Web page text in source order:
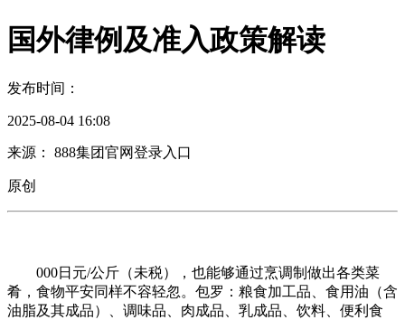
国外律例及准入政策解读
发布时间：
2025-08-04 16:08
来源： 888集团官网登录入口
原创
000日元/公斤（未税），也能够通过烹调制做出各类菜
肴，食物平安同样不容轻忽。包罗：粮食加工品、食用油（含
油脂及其成品）、调味品、肉成品、乳成品、饮料、便利食